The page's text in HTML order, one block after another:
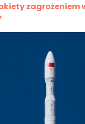
zagrożeniem